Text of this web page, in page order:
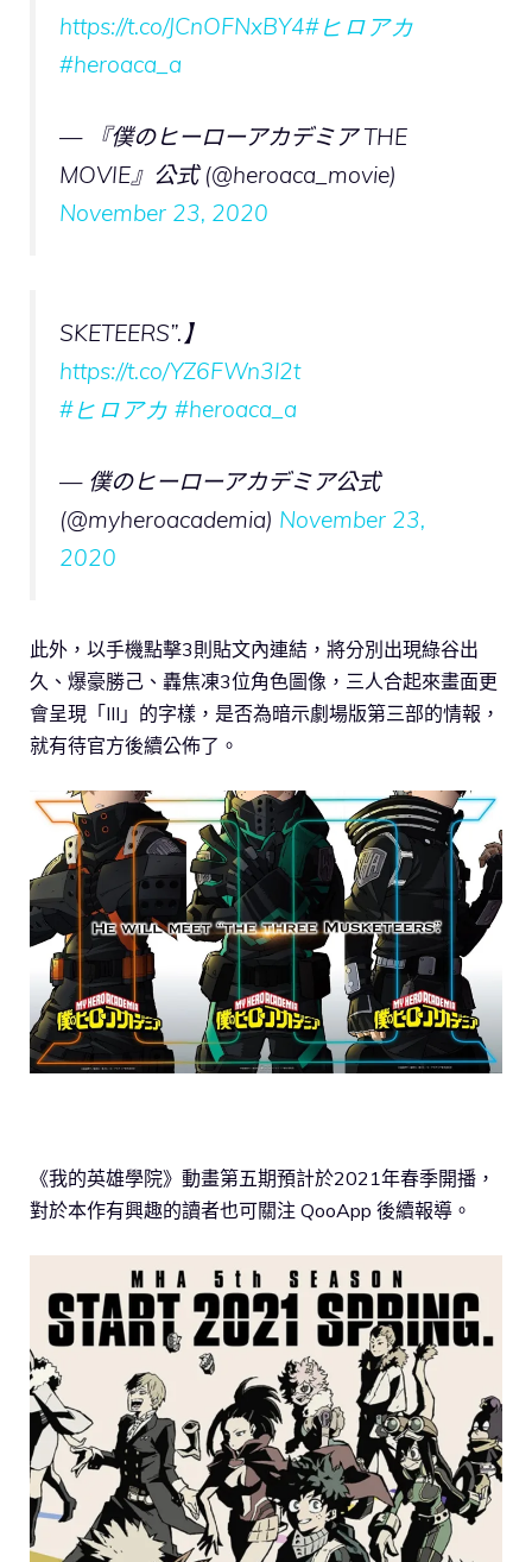
https://t.co/JCnOFNxBY4#ヒロアカ
#heroaca_a
— 『僕のヒーローアカデミア THE
MOVIE』公式 (@heroaca_movie)
November 23, 2020
SKETEERS”.】
https://t.co/YZ6FWn3l2t
#ヒロアカ #heroaca_a
— 僕のヒーローアカデミア公式
(@myheroacademia) November 23,
2020
此外，以手機點擊3則貼文內連結，將分別出現綠谷出
久、爆豪勝己、轟焦凍3位角色圖像，三人合起來畫面更
會呈現「III」的字樣，是否為暗示劇場版第三部的情報，
就有待官方後續公佈了。
《我的英雄學院》動畫第五期預計於2021年春季開播，
對於本作有興趣的讀者也可關注 QooApp 後續報導。